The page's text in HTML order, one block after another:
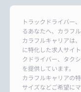
トラックドライバー
るあなたへ、カラフ
カラフルキャリアは
に特化した求人サイ
クドライバー、タク
を提供しています。
カラフルキャリアの
サイズなどご希望に